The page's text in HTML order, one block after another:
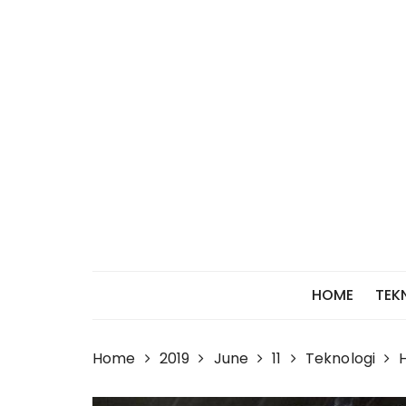
HOME
Home 2019 June 11 Teknologi